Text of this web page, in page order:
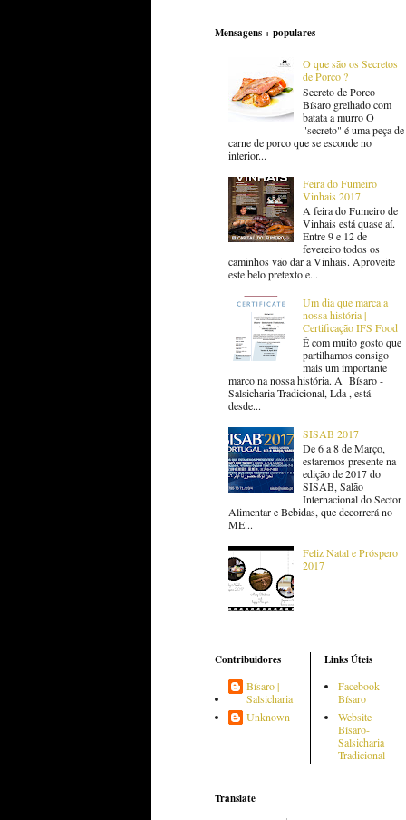
Mensagens + populares
O que são os Secretos
de Porco ?
Secreto de Porco
Bísaro grelhado com
batata a murro O
"secreto" é uma peça de
carne de porco que se esconde no
interior...
Feira do Fumeiro
Vinhais 2017
A feira do Fumeiro de
Vinhais está quase aí.
Entre 9 e 12 de
fevereiro todos os
caminhos vão dar a Vinhais. Aproveite
este belo pretexto e...
Um dia que marca a
nossa história |
Certificação IFS Food
É com muito gosto que
partilhamos consigo
mais um importante
marco na nossa história. A Bísaro -
Salsicharia Tradicional, Lda , está
desde...
SISAB 2017
De 6 a 8 de Março,
estaremos presente na
edição de 2017 do
SISAB, Salão
Internacional do Sector
Alimentar e Bebidas, que decorrerá no
ME...
Feliz Natal e Próspero
2017
Contribuidores
Bísaro |
Salsicharia
Unknown
Links Úteis
Facebook
Bísaro
Website
Bísaro-
Salsicharia
Tradicional
Translate